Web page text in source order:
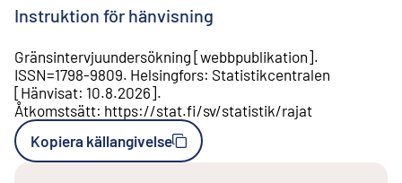
Instruktion för hänvisning
Gränsintervjuundersökning [webbpublikation].
ISSN=1798-9809. Helsingfors: Statistikcentralen
[Hänvisat: 10.8.2026].
Åtkomstsätt: https://stat.fi/sv/statistik/rajat
Kopiera källangivelse